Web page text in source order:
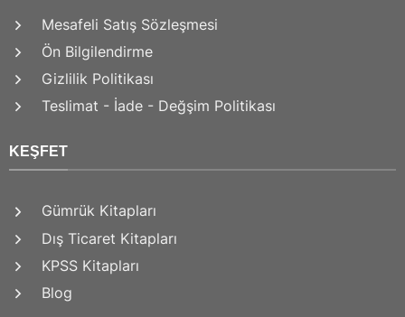
Mesafeli Satış Sözleşmesi
Ön Bilgilendirme
Gizlilik Politikası
Teslimat - İade - Değşim Politikası
KEŞFET
Gümrük Kitapları
Dış Ticaret Kitapları
KPSS Kitapları
Blog